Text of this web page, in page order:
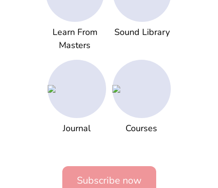
Learn From
Masters
Sound Library
Journal Courses
Subscribe now